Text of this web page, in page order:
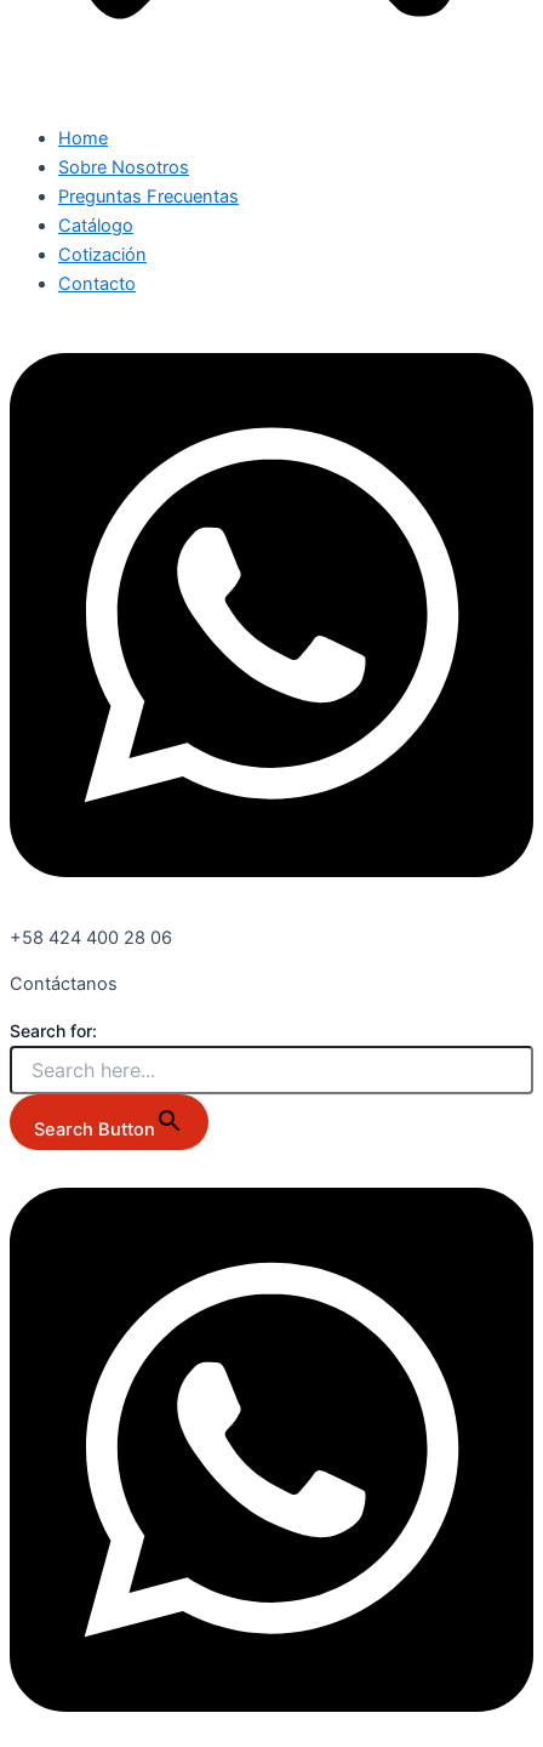
Home
Sobre Nosotros
Preguntas Frecuentas
Catálogo
Cotización
Contacto
+58 424 400 28 06
Contáctanos
Search for:
Search Button